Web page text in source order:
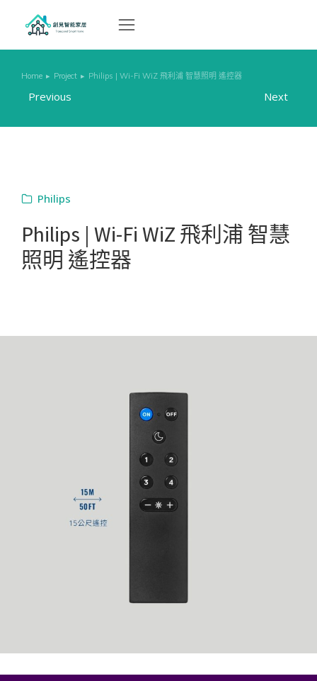
You are here:
Home Project Philips | Wi-Fi WiZ 飛利浦 智慧照明 遙控器
Previous Next
Philips
Philips | Wi-Fi WiZ 飛利浦 智慧
照明 遙控器